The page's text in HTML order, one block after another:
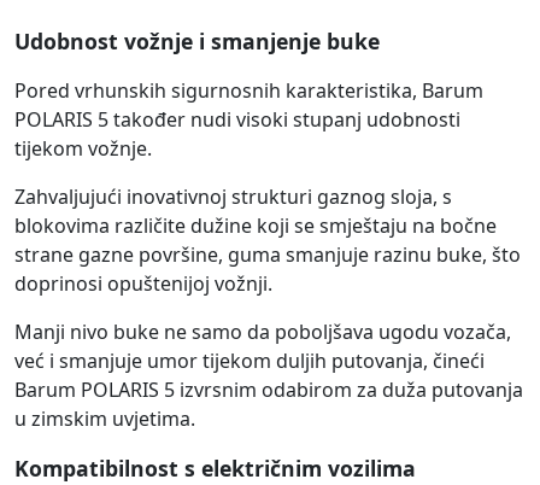
Udobnost vožnje i smanjenje buke
Pored vrhunskih sigurnosnih karakteristika, Barum
POLARIS 5 također nudi visoki stupanj udobnosti
tijekom vožnje.
Zahvaljujući inovativnoj strukturi gaznog sloja, s
blokovima različite dužine koji se smještaju na bočne
strane gazne površine, guma smanjuje razinu buke, što
doprinosi opuštenijoj vožnji.
Manji nivo buke ne samo da poboljšava ugodu vozača,
već i smanjuje umor tijekom duljih putovanja, čineći
Barum POLARIS 5 izvrsnim odabirom za duža putovanja
u zimskim uvjetima.
Kompatibilnost s električnim vozilima